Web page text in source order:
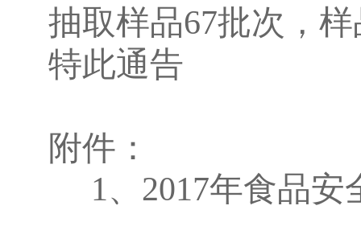
抽取样品67批次，
特此通告
附件：
1、 2017年食品安